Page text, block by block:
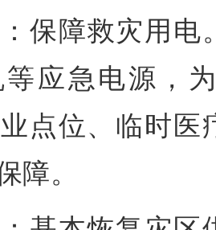
保障救灾用电
应急电源，
点位、临时
障。